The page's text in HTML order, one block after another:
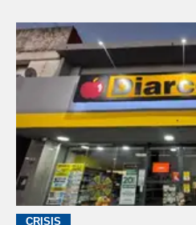
CRISIS